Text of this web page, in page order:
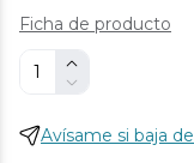
Ficha de producto
Avísame si baja